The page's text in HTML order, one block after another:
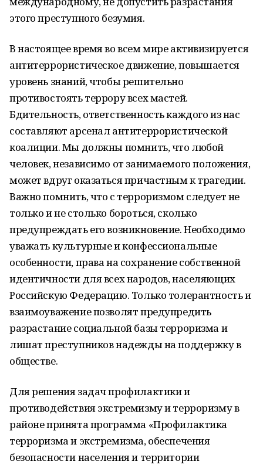
этого преступного безумия.
В настоящее время во всем мире активизируется
антитеррористическое движение, повышается
уровень знаний, чтобы решительно
противостоять террору всех мастей.
Бдительность, ответственность каждого из нас
составляют арсенал антитеррористической
коалиции. Мы должны помнить, что любой
человек, независимо от занимаемого положения,
может вдруг оказаться причастным к трагедии.
Важно помнить, что с терроризмом следует не
только и не столько бороться, сколько
предупреждать его возникновение. Необходимо
уважать культурные и конфессиональные
особенности, права на сохранение собственной
идентичности для всех народов, населяющих
Российскую Федерацию. Только толерантность и
взаимоуважение позволят предупредить
разрастание социальной базы терроризма и
лишат преступников надежды на поддержку в
обществе.
Для решения задач профилактики и
противодействия экстремизму и терроризму в
районе принята программа «Профилактика
терроризма и экстремизма, обеспечения
безопасности населения и территории